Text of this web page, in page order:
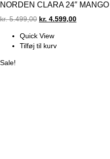
NORDEN CLARA 24″
kr.5.499,00 Original
was:
kr. 5.499,00.
kr. 4.599,00Current
Quick View
Tilføj til kurv
Sale!